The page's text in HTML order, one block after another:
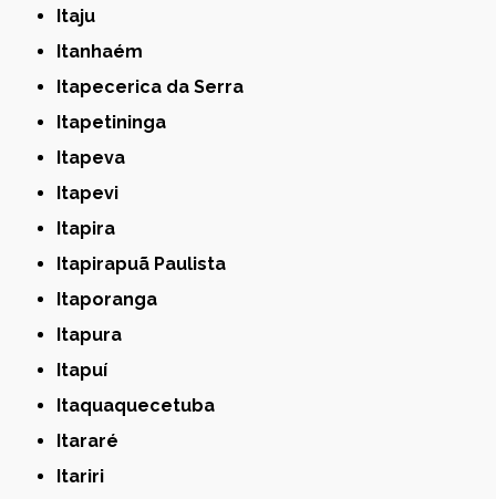
Itaju
Itanhaém
Itapecerica da Serra
Itapetininga
Itapeva
Itapevi
Itapira
Itapirapuã Paulista
Itaporanga
Itapura
Itapuí
Itaquaquecetuba
Itararé
Itariri